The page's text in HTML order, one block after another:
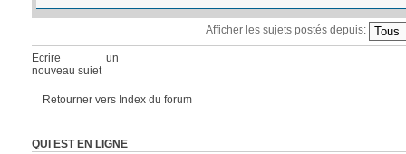
Afficher les sujets postés depuis:
Ecrire un
nouveau sujet
Retourner vers Index du forum
QUI EST EN LIGNE